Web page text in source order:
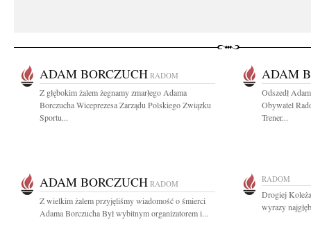
ADAM BORCZUCH RADOM
Z głębokim żalem żegnamy zmarłego Adama
Borczucha Wiceprezesa Zarządu Polskiego Związku
Sportu...
ADAM
Odszedł
Obywatel
Trener...
ADAM BORCZUCH RADOM
Z wielkim żalem przyjęliśmy wiadomość o śmierci
Adama Borczucha Był wybitnym organizatorem i...
RADOM
Drogiej
wyrazy